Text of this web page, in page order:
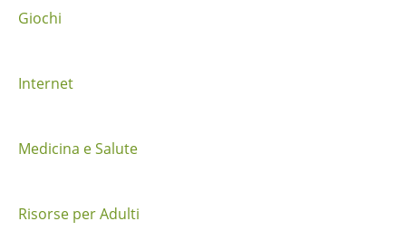
a
p
o
t
Giochi
Internet
Medicina e Salute
Risorse per Adulti